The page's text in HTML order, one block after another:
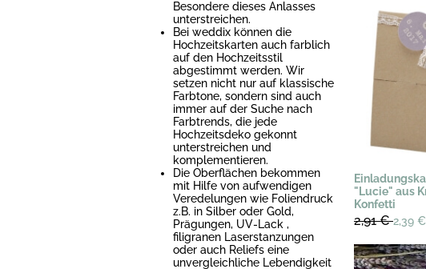
Besondere dieses Anlasses
unterstreichen.
Bei weddix können die
Hochzeitskarten auch farblich
auf den Hochzeitsstil
abgestimmt werden. Wir
setzen nicht nur auf klassische
Farbtone, sondern sind auch
immer auf der Suche nach
Farbtrends, die jede
Hochzeitsdeko gekonnt
unterstreichen und
komplementieren.
Die Oberflächen bekommen
mit Hilfe von aufwendigen
Veredelungen wie Foliendruck
z.B. in Silber oder Gold,
Prägungen, UV-Lack ,
filigranen Laserstanzungen
oder auch Reliefs eine
unvergleichliche Lebendigkeit
"Lucie" aus
Konfetti
2,91 €2,39 €